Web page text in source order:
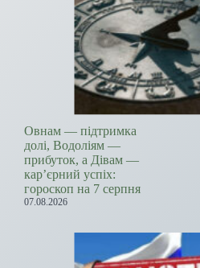
Овнам — підтримка
долі, Водоліям —
прибуток, а Дівам —
кар’єрний успіх:
гороскоп на 7 серпня
07.08.2026